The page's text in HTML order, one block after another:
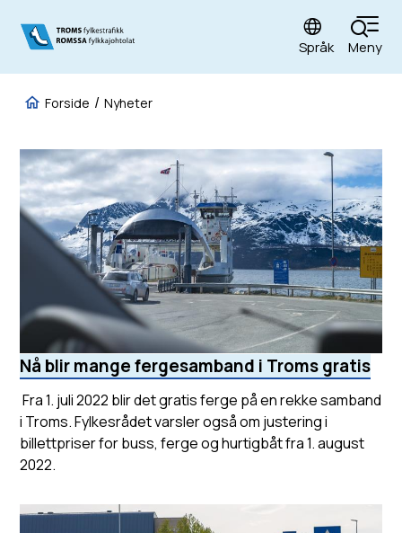
Språk Meny
Du er her:
Forside Nyheter
Nå blir mange fergesamband i Troms gratis
Fra 1. juli 2022 blir det gratis ferge på en rekke samband
i Troms. Fylkesrådet varsler også om justering i
billettpriser for buss, ferge og hurtigbåt fra 1. august
2022.